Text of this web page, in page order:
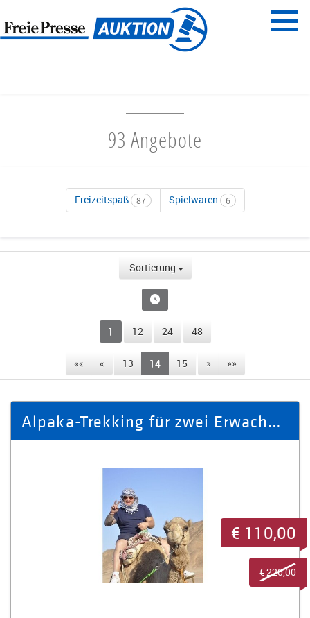
Menü
93 Angebote
Freizeitspaß 87 Spielwaren 6
Sortierung
1 12 24 48
«« « 13 14 15 » »»
Alpaka-Trekking für zwei Erwachsene und ein Kind
€ 110,00
€ 220,00